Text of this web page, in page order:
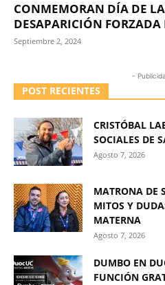
CONMEMORAN DÍA DE
DESAPARICIÓN FORZADA
Septiembre 2, 2024
-
POST RECIENTES
CRISTÓBAL
SOCIALES DE
Agosto 7, 2026
MATRONA DE
MITOS Y
MATERNA
Agosto 7, 2026
DUMBO EN
FUNCIÓN